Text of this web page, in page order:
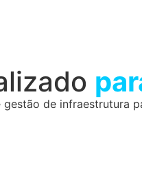
de infraestrutura